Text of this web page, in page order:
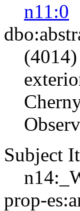
n11:0
Subject
prop-